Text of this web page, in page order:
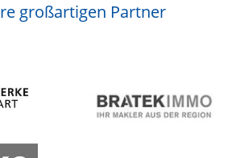
großartigen Partner